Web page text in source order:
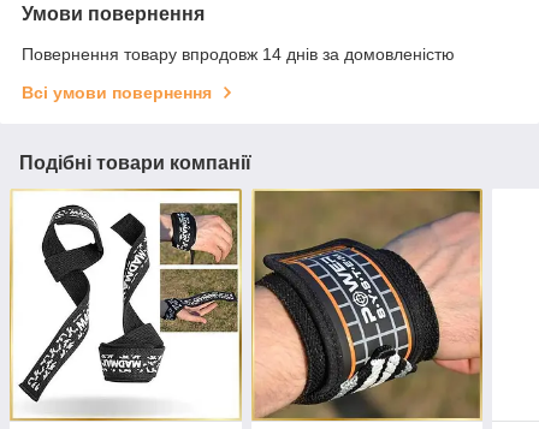
Умови повернення
Повернення товару впродовж 14 днів за домовленістю
Всі умови повернення
Подібні товари компанії